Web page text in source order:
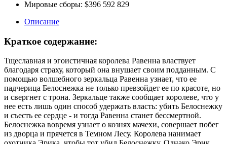
Мировые сборы: $396 592 829
Описание
Краткое содержание:
Тщеславная и эгоистичная королева Равенна властвует
благодаря страху, который она внушает своим подданным. С
помощью волшебного зеркальца Равенна узнает, что ее
падчерица Белоснежка не только превзойдет ее по красоте, но
и свергнет с трона. Зеркальце также сообщает королеве, что у
нее есть лишь один способ удержать власть: убить Белоснежку
и съесть ее сердце - и тогда Равенна станет бессмертной.
Белоснежка вовремя узнает о кознях мачехи, совершает побег
из дворца и прячется в Темном Лесу. Королева нанимает